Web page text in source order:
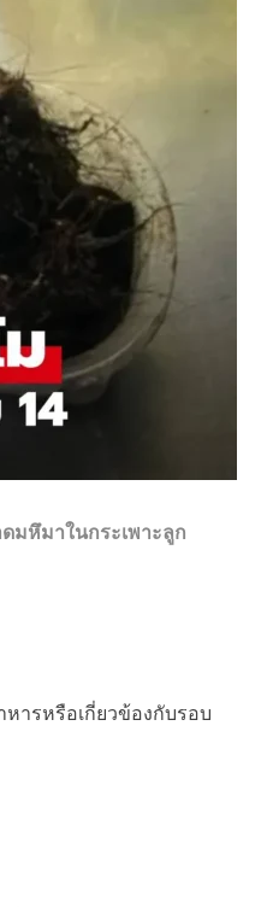
มหึมาในกระเพาะลูก
ารหรือเกี่ยวข้องกับรอบ